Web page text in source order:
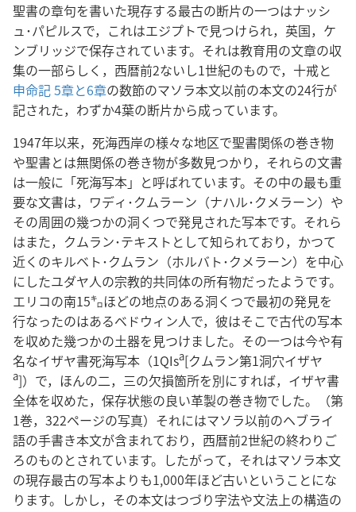
聖書の章句を書いた現存する最古の断片の一つはナッシ
ュ･パピルスで，これはエジプトで見つけられ，英国，ケ
ンブリッジで保存されています。それは教育用の文章の収
集の一部らしく，西暦前2ないし1世紀のもので，十戒と
申命記 5章と6章の数節のマソラ本文以前の本文の24行が
記された，わずか4葉の断片から成っています。
1947年以来，死海西岸の様々な地区で聖書関係の巻き物
や聖書とは無関係の巻き物が多数見つかり，それらの文書
は一般に「死海写本」と呼ばれています。その中の最も重
要な文書は，ワディ･クムラーン（ナハル･クメラーン）や
その周囲の幾つかの洞くつで発見された写本です。それら
はまた，クムラン･テキストとして知られており，かつて
近くのキルベト･クムラン（ホルバト･クメラーン）を中心
にしたユダヤ人の宗教的共同体の所有物だったようです。
エリコの南15㌔ほどの地点のある洞くつで最初の発見を
行なったのはあるベドウィン人で，彼はそこで古代の写本
を収めた幾つかの土器を見つけました。その一つは今や有
名なイザヤ書死海写本（1QIsa[クムラン第1洞穴イザヤ
a]）で，ほんの二，三の欠損箇所を別にすれば，イザヤ書
全体を収めた，保存状態の良い革製の巻き物でした。（第
1巻，322ページの写真）それにはマソラ以前のヘブライ
語の手書き本文が含まれており，西暦前2世紀の終わりご
ろのものとされています。したがって，それはマソラ本文
の現存最古の写本よりも1,000年ほど古いということにな
ります。しかし，その本文はつづり字法や文法上の構造の